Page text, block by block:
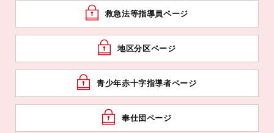
救急法等指導員ページ
地区分区ページ
青少年赤十字指導者ページ
奉仕団ページ